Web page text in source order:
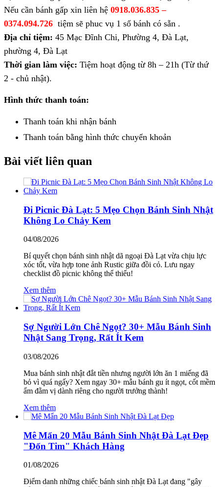
Nếu cần bánh gấp xin liên hệ 0918.036.835 –
0374.094.726 tiệm sẽ phuc vụ 1 số bánh có sẵn .
Địa chỉ tiệm: 45 Mạc Đĩnh Chi, Phường 4, Đà Lạt,
phường 4, Đà Lạt
Thời gian làm việc: Tiệm hoạt động từ 8h – 21h (Từ thứ
2 - chủ nhật).
Hình thức thanh toán:
Thanh toán khi nhận bánh
Thanh toán bằng hình thức chuyển khoản
Bài viết liên quan
Đi Picnic Đà Lạt: 5 Mẹo Chọn Bánh Sinh Nhật
Không Lo Chảy Kem
04/08/2026
Bí quyết chọn bánh sinh nhật dã ngoại Đà Lạt vừa chịu lực
xóc tốt, vừa hợp tone ảnh Rustic giữa đồi cỏ. Lưu ngay
checklist đồ picnic không thể thiếu!
Xem thêm
Sợ Người Lớn Chê Ngọt? 30+ Mẫu Bánh Sinh
Nhật Sang Trọng, Rất Ít Kem
03/08/2026
Mua bánh sinh nhật đắt tiền nhưng người lớn ăn 1 miếng đã
bỏ vì quá ngấy? Xem ngay 30+ mẫu bánh gu ít ngọt, cốt mềm
ẩm đằm vị dành riêng cho người trưởng thành!
Xem thêm
Mê Mẩn 20 Mẫu Bánh Sinh Nhật Đà Lạt Đẹp
"Đốn Tim" Khách Hàng
01/08/2026
Điểm danh những chiếc bánh sinh nhật Đà Lạt đang "gây